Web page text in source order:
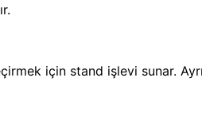
için stand işlevi sunar.